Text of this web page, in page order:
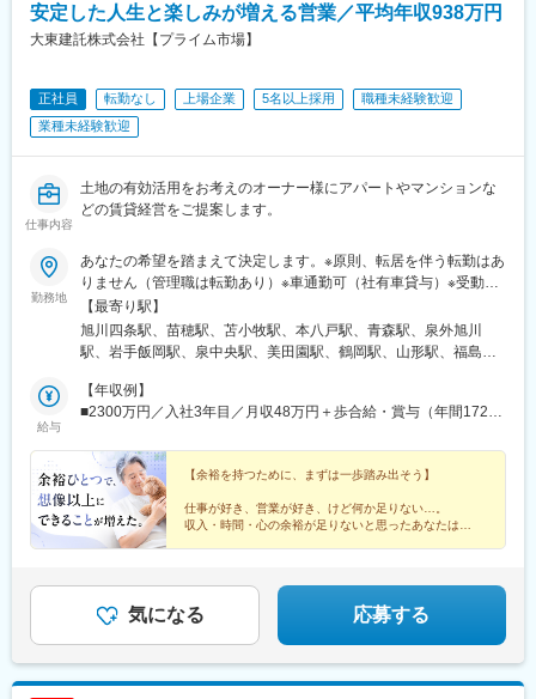
田駅(滋賀県)、福知山駅、桂駅、東野駅(京都府)、伏見駅(京都
府)、藤阪駅、星ケ丘駅(大阪府)、池田駅(大阪府)、門真南駅、水無
干駅、新大宮駅、大和八木駅、和歌山駅、眉山ロープウェイ山麓
駅、三条駅(香川県)、松山駅(愛媛県)、桟橋通二丁目駅、備前西市
駅、岡山駅、倉敷駅、鳥取駅、松江駅、東福山駅、松永駅、東広
駅、西黒崎駅、吉塚駅、古賀駅、橋本駅(福岡県)、春日原駅、御井
駅、佐賀駅、大橋駅(長崎県)、中佐世保駅、大分駅、西里駅、平成
船駅、大師橋駅、伊勢佐木長者町駅、南林間駅、長沼駅(静岡県)、
浄心駅、成岩駅、三柿野駅、中川原駅、宮之阪駅、上牧駅(大阪
府)、田中口駅、大手町駅(愛媛県)、桟橋通三丁目駅、岡山駅前
駅、倉敷市駅、比治山橋駅、横川一丁目駅、熊西駅、佐世保中央
駅、郡元駅(鹿児島市電)、黄金町駅、古庄駅、島本駅、ＪＲ松山駅
前駅、桟橋通一丁目駅、皆実町二丁目駅、横川駅、黒崎駅前駅、
佐世保駅、郡元・南駅
安定した人生と楽しみが増える営業／平均年収938万円
大東建託株式会社【プライム市場】
正社員 転勤なし 上場企業 5名以上採用
職種未経験歓迎
業種未経験歓迎
仕事内容
土地の有効活用をお考えのオーナー様にアパートやマンションな
どの賃貸経営をご提案します。
勤務地
あなたの希望を踏まえて決定します。※原則、転居を伴う転勤はあ
りません（管理職は転勤あり）※車通勤可（社有車貸与）※受動喫
煙対策あり※支店ごと常に募集人数の変動があります。配属希望支
店の空き状況は、ご応募時にご確認ください【本社】東京都港区
港南2-16-1 品川イーストワンタワー21～24階（各線「品川駅」
活事情に配慮して働きやすい環境づくりを進めています。
【最寄り駅】
旭川四条駅、苗穂駅、苫小牧駅、本八戸駅、青森駅、泉外旭川
駅、岩手飯岡駅、泉中央駅、美田園駅、鶴岡駅、山形駅、福島駅
松本駅、不二越駅、金沢駅、新福井駅、江曽島駅、小山駅、太田
駅(群馬県)、前橋大島駅、高崎駅、新白岡駅、上熊谷駅、北上尾
木駅、東所沢駅、春日部駅、越谷駅、三郷中央駅、水戸駅、つく
ば駅、守谷駅、柏の葉キャンパス駅、公津の杜駅、県庁前駅(千葉
県)、上総村上駅、八千代緑が丘駅、東松戸駅、西船橋駅、三鷹
駅、恋ケ窪駅、武蔵砂川駅、甲州街道駅、河辺駅、北八王子駅、
町田駅、相模原駅、百合ケ丘駅、津田山駅、東門前駅、仲町台
奈川県)、六会日大前駅、社家駅、宮山駅、富水駅、常永駅、御殿
場駅、三島広小路駅、富士根駅、清水駅(静岡県)、東静岡駅、藤枝
駅、高塚駅、自動車学校前駅、船町駅、豊川駅、岡崎駅、亀島
給与
【年収例】
■2300万円／入社3年目／月収48万円＋歩合給・賞与（年間1724
【余裕を持つために、まずは一歩踏み出そう】
仕事が好き、営業が好き、けど何か足りない…。
収入・時間・心の余裕が足りないと思ったあなたは、
気になる 応募する